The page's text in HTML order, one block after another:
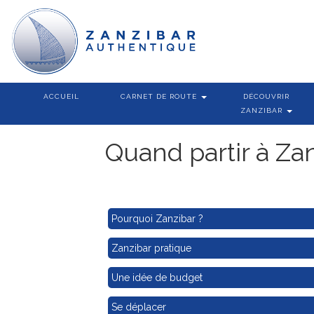
ACCUEIL CARNET DE ROUTE
DÉCOUVRIR
ZANZIBAR
Quand partir à
Pourquoi Zanzibar ?
Zanzibar pratique
Une idée de budget
Se déplacer